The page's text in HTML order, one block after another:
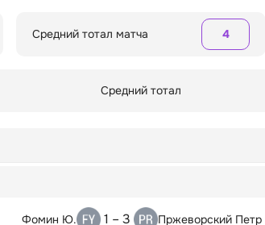
Средний тотал матча 4
Средний тотал
Фомин Ю. 1 – 3 Пржеворский Петр